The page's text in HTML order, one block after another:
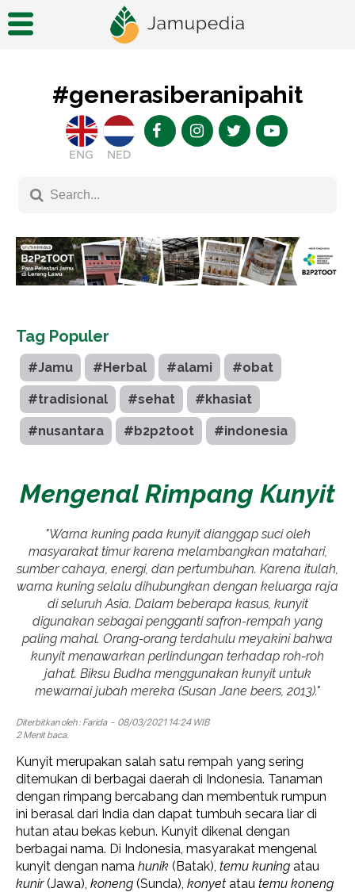
#generasiberanipahit
ENG NED
Tag Populer
#Jamu #Herbal #alami #obat
#tradisional #sehat #khasiat
#nusantara #b2p2toot #indonesia
Mengenal Rimpang Kunyit
"Warna kuning pada kunyit dianggap suci oleh
masyarakat timur karena melambangkan matahari,
sumber cahaya, energi, dan pertumbuhan. Karena itulah,
warna kuning selalu dihubungkan dengan keluarga raja
di seluruh Asia. Dalam beberapa kasus, kunyit
digunakan sebagai pengganti safron-rempah yang
paling mahal. Orang-orang terdahulu meyakini bahwa
kunyit menawarkan perlindungan terhadap roh-roh
jahat. Biksu Budha menggunakan kunyit untuk
mewarnai jubah mereka (Susan Jane beers, 2013)."
Diterbitkan oleh : Farida- 08/03/2021 14:24 WIB
2 Menit baca.
Kunyit merupakan salah satu rempah yang sering
ditemukan di berbagai daerah di Indonesia. Tanaman
dengan rimpang bercabang dan membentuk rumpun
ini berasal dari India dan dapat tumbuh secara liar di
hutan atau bekas kebun. Kunyit dikenal dengan
berbagai nama. Di Indonesia, masyarakat mengenal
kunyit dengan nama hunik (Batak), temu kuning atau
kunir(Jawa), koneng (Sunda), konyet atau temu koneng